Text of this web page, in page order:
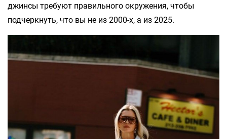
джинсы требуют правильного окружения, чтобы
подчеркнуть, что вы не из 2000-х, а из 2025.